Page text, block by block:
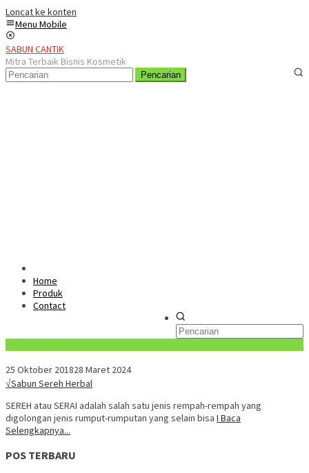
Loncat ke konten
Menu Mobile
SABUN CANTIK
Mitra Terbaik Bisnis Kosmetik
Pencarian
Home
Produk
Contact
25 Oktober 201828 Maret 2024
√Sabun Sereh Herbal
SEREH atau SERAI adalah salah satu jenis rempah-rempah yang
digolongan jenis rumput-rumputan yang selain bisa I Baca
Selengkapnya...
POS TERBARU